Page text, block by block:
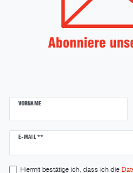
VORNAME
E-MAIL **
Newsletter
Hiermit bestätige ich, dass ich die